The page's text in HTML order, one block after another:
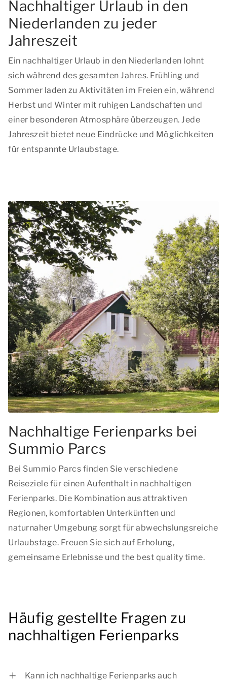
Nachhaltiger Urlaub in den
Niederlanden zu jeder
Jahreszeit
Ein nachhaltiger Urlaub in den Niederlanden lohnt
sich während des gesamten Jahres. Frühling und
Sommer laden zu Aktivitäten im Freien ein, während
Herbst und Winter mit ruhigen Landschaften und
einer besonderen Atmosphäre überzeugen. Jede
Jahreszeit bietet neue Eindrücke und Möglichkeiten
für entspannte Urlaubstage.
Nachhaltige Ferienparks bei
Summio Parcs
Bei Summio Parcs finden Sie verschiedene
Reiseziele für einen Aufenthalt in nachhaltigen
Ferienparks. Die Kombination aus attraktiven
Regionen, komfortablen Unterkünften und
naturnaher Umgebung sorgt für abwechslungsreiche
Urlaubstage. Freuen Sie sich auf Erholung,
gemeinsame Erlebnisse und the best quality time.
Häufig gestellte Fragen zu
nachhaltigen Ferienparks
Kann ich nachhaltige Ferienparks auch